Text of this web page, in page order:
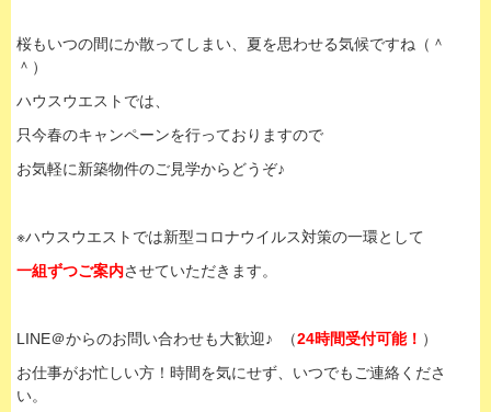
桜もいつの間にか散ってしまい、夏を思わせる気候ですね（＾
＾）
ハウスウエストでは、
只今春のキャンペーンを行っておりますので
お気軽に新築物件のご見学からどうぞ♪
※ハウスウエストでは新型コロナウイルス対策の一環として
一組ずつご案内させていただきます。
LINE＠からのお問い合わせも大歓迎♪ （24時間受付可能！ ）
お仕事がお忙しい方！時間を気にせず、いつでもご連絡くださ
い。